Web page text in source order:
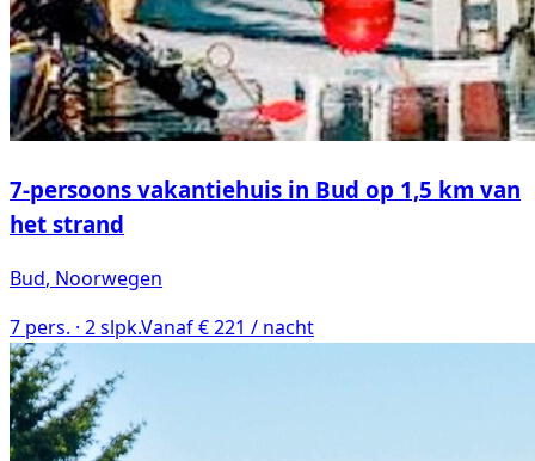
7-persoons vakantiehuis in Bud op 1,5 km van
het strand
Bud, Noorwegen
7 pers. · 2slpk.Vanaf € 221 / nacht